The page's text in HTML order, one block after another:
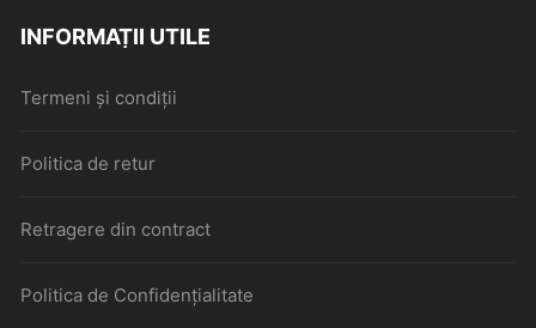
INFORMAȚII UTILE
Termeni și condiții
Politica de retur
Retragere din contract
Politica de Confidențialitate